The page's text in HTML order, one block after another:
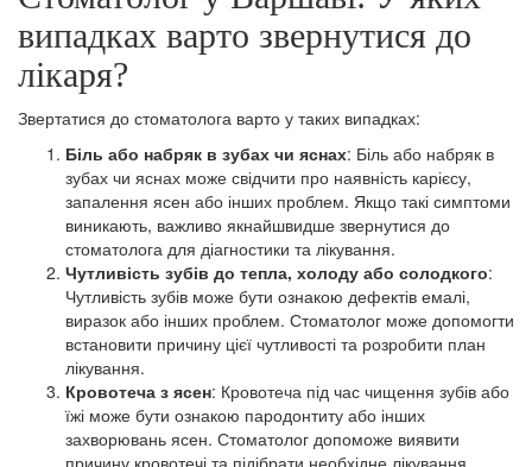
випадках варто звернутися до
лікаря?
Звертатися до стоматолога варто у таких випадках:
Біль або набряк в зубах чи яснах: Біль або набряк в
зубах чи яснах може свідчити про наявність карієсу,
запалення ясен або інших проблем. Якщо такі симптоми
виникають, важливо якнайшвидше звернутися до
стоматолога для діагностики та лікування.
Чутливість зубів до тепла, холоду або солодкого:
Чутливість зубів може бути ознакою дефектів емалі,
виразок або інших проблем. Стоматолог може допомогти
встановити причину цієї чутливості та розробити план
лікування.
Кровотеча з ясен: Кровотеча під час чищення зубів або
їжі може бути ознакою пародонтиту або інших
захворювань ясен. Стоматолог допоможе виявити
причину кровотечі та підібрати необхідне лікування.